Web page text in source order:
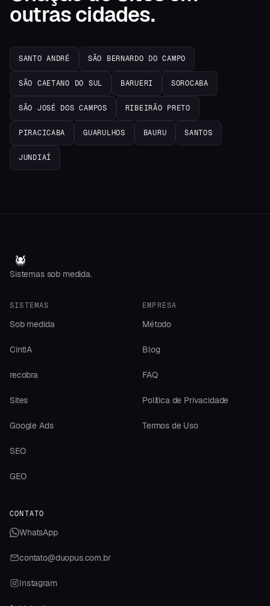
outras cidades.
SANTO ANDRÉ SÃO BERNARDO DO CAMPO
SÃO CAETANO DO SUL BARUERI SOROCABA
SÃO JOSÉ DOS CAMPOS RIBEIRÃO PRETO
PIRACICABA GUARULHOS BAURU SANTOS
JUNDIAÍ
Sistemas sob medida.
SISTEMAS
Sob medida
CintIA
recobra
Sites
Google Ads
SEO
GEO
EMPRESA
Método
Blog
FAQ
Política de Privacidade
Termos de Uso
CONTATO
WhatsApp
contato@duopus.com.br
Instagram